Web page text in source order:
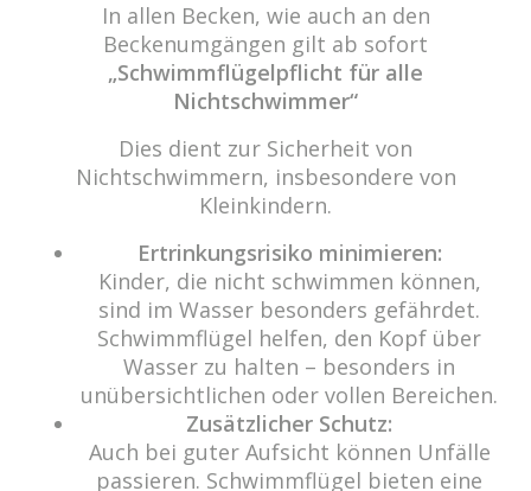
cabrio Senden - das Bad
Bulderner Str. 15
48308 Senden
Tel.: 0049 (0) 2597 - 93 918 -10
Fax: 0049 (0) 2597 - 93 918 -29
info@cabriosenden.de
Wir freuen uns auf Sie!
Haben Sie Fragen? Wir kümmern uns drum!
Eine Nachricht schreiben
In allen Becken, wie auch an den
Beckenumgängen gilt ab sofort
„Schwimmflügelpflicht für alle
Nichtschwimmer“
Dies dient zur Sicherheit von
Nichtschwimmern, insbesondere von
Kleinkindern.
Ertrinkungsrisiko minimieren:
Kinder, die nicht schwimmen können,
sind im Wasser besonders gefährdet.
Schwimmflügel helfen, den Kopf über
Wasser zu halten – besonders in
unübersichtlichen oder vollen Bereichen.
Zusätzlicher Schutz:
Auch bei guter Aufsicht können Unfälle
passieren. Schwimmflügel bieten eine